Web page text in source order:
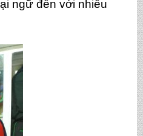
ngữ đến với nhiều